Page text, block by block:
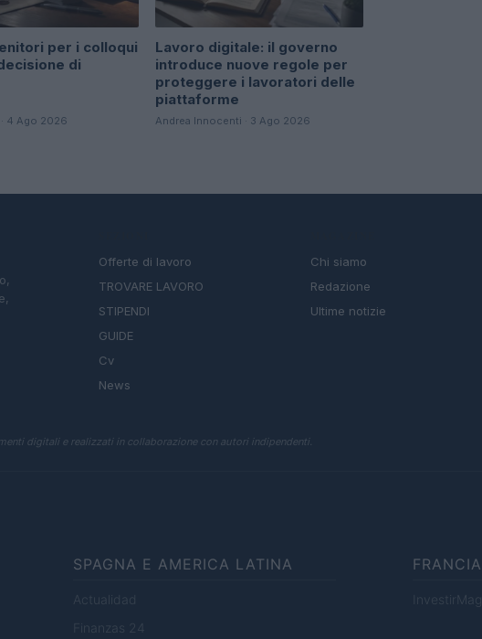
per i colloqui
di
4 Ago 2026
Lavoro digitale: il governo
introduce nuove regole per
proteggere i lavoratori delle
piattaforme
Andrea Innocenti · 3 Ago 2026
Offerte di lavoro
TROVARE LAVORO
STIPENDI
GUIDE
Cv
News
Chi siamo
Redazione
Ultime notizie
digitali e realizzati in collaborazione con autori indipendenti.
SPAGNA E AMERICA LATINA
Actualidad
Finanzas 24
FRANCIA
InvestirMag